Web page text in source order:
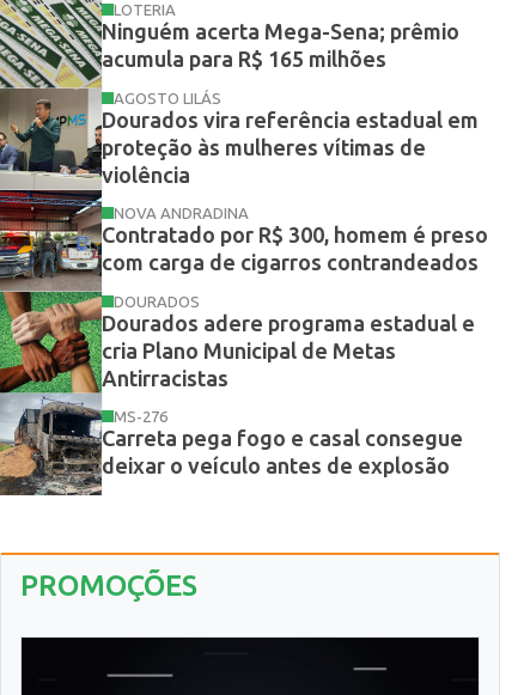
LOTERIA
Ninguém acerta Mega-Sena; prêmio
acumula para R$ 165 milhões
AGOSTO LILÁS
Dourados vira referência estadual em
proteção às mulheres vítimas de
violência
NOVA ANDRADINA
Contratado por R$ 300, homem é preso
com carga de cigarros contrandeados
DOURADOS
Dourados adere programa estadual e
cria Plano Municipal de Metas
Antirracistas
MS-276
Carreta pega fogo e casal consegue
deixar o veículo antes de explosão
PROMOÇÕES